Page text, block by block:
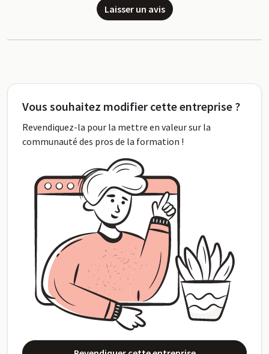
Laisser un avis
Vous souhaitez modifier cette entreprise ?
Revendiquez-la pour la mettre en valeur sur la
communauté des pros de la formation !